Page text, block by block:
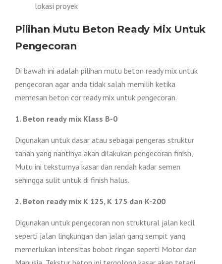
lokasi proyek
Pilihan Mutu Beton Ready Mix Untuk
Pengecoran
Di bawah ini adalah pilihan mutu beton ready mix untuk
pengecoran agar anda tidak salah memilih ketika
memesan beton cor ready mix untuk pengecoran.
1. Beton ready mix Klass B-0
Digunakan untuk dasar atau sebagai pengeras struktur
tanah yang nantinya akan dilakukan pengecoran finish,
Mutu ini teksturnya kasar dan rendah kadar semen
sehingga sulit untuk di finish halus.
2. Beton ready mix K 125, K 175 dan K-200
Digunakan untuk pengecoran non struktural jalan kecil
seperti jalan lingkungan dan jalan gang sempit yang
memerlukan intensitas bobot ringan seperti Motor dan